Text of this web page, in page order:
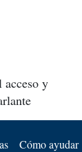
y
Cómo ayudar